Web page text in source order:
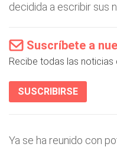
decidida a escribir sus
Suscríbete a
Recibe todas las noticias
SUSCRIBIRSE
Ya se ha reunido con